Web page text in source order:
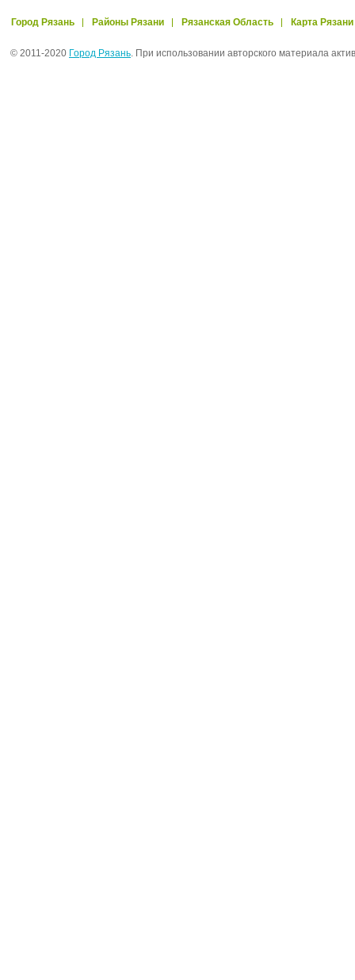
Город Рязань Районы Рязани Рязанская Область Карта Рязани
© 2011-2020 Город Рязань. При использовании авторского материала